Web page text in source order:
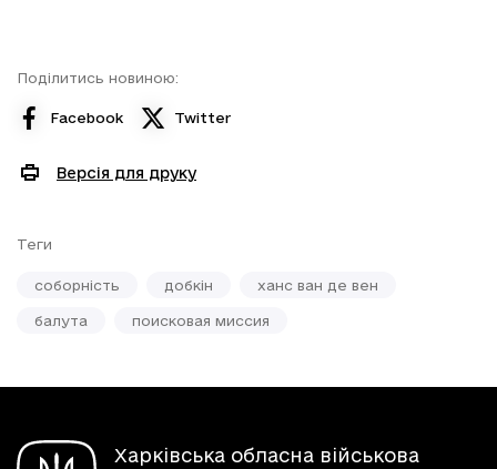
Поділитись новиною:
Facebook Twitter
Версія для друку
Теги
соборність добкін ханс ван де вен
балута поисковая миссия
Харківська обласна військова